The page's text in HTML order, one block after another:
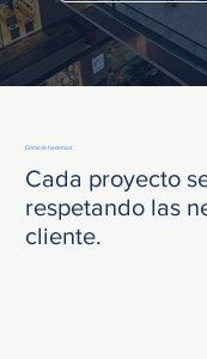
Cómo lo hacemos
Cada proyecto
respetando las
cliente.